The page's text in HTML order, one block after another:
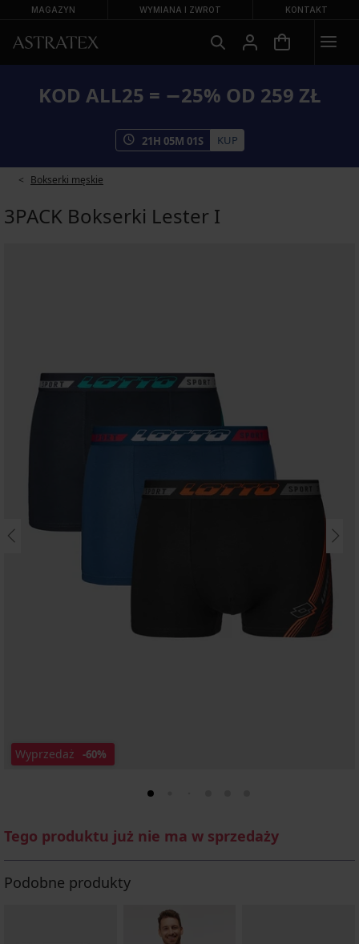
MAGAZYN WYMIANA I ZWROT KONTAKT
KOD ALL25 = −25% OD 259 ZŁ
21H05M0S KUP
Bokserki męskie
3PACK Bokserki Lester I
Wyprzedaż -60%
Tego produktu już nie ma w sprzedaży
Podobne produkty